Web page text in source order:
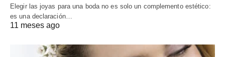
Elegir las joyas para una boda no es solo un complemento estético:
es una declaración…
11 meses ago